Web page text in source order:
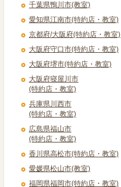
千葉県鴨川市(教室)
愛知県江南市(特約店・教室)
京都府/大阪府(特約店・教室)
大阪府守口市(特約店・教室)
大阪府堺市(特約店・教室)
大阪府寝屋川市
(特約店・教室)
兵庫県川西市
(特約店・教室)
広島県福山市
(特約店・教室)
香川県高松市(特約店・教室)
愛媛県松山市(教室)
福岡県福岡市(特約店・教室)